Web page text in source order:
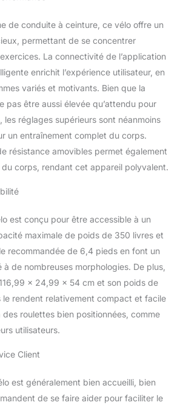
(amovibles) et les
numérique LED suit
les données d'exercice.
intégré pour plus de
La connexion avec les
sportives offre une expérience
immersive, des sessions
en ligne et plus encore.
de fitness haut de gamme :
un cadre robuste en acier
commerciale pour une plus
de vie, garantit une excellente
supporte jusqu'à 158,8
instructions claires étape
qui rend l'installation un jeu
à déplacer une fois
terminé. 16 niveaux de
notre vélo offre deux fois plus de
les autres vélos couchés, ce
pour les débutants et les
Choisissez votre niveau
préféré et obtenez une
de conduite à ceinture, ce vélo offre un
permettant de se concentrer
La connectivité de l’application
enrichit l’expérience utilisateur, en
variés et motivants. Bien que la
pas être aussi élevée qu’attendu pour
les réglages supérieurs sont néanmoins
un entraînement complet du corps.
résistance amovibles permet également
corps, rendant cet appareil polyvalent.
est conçu pour être accessible à un
maximale de poids de 350 livres et
recommandée de 6,4 pieds en font un
de nombreuses morphologies. De plus,
x 24,99 x 54 cm et son poids de
rendent relativement compact et facile
roulettes bien positionnées, comme
utilisateurs.
Client
est généralement bien accueilli, bien
de se faire aider pour faciliter le